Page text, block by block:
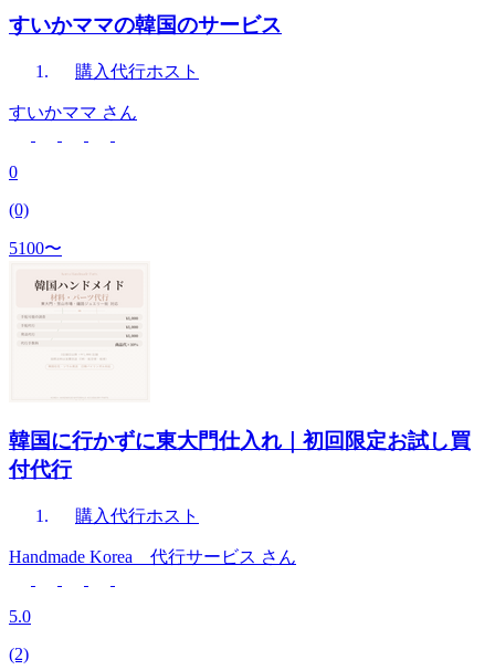
すいかママの韓国のサービス
購入代行ホスト
すいかママ さん
0
(0)
5100〜
韓国に行かずに東大門仕入れ｜初回限定お試し買
付代行
購入代行ホスト
Handmade Korea 代行サービス さん
5.0
(2)